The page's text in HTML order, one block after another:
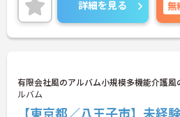
資格を活かして一緒に働いてみません
ご興味のある方は、マイナビ介護職ま
せください。
詳細を見る 無
有限会社風のアルバム小規模多機能介護風
ルバム
【東京都／八王子市】未